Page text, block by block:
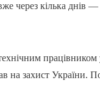
через кілька днів
на захист України.